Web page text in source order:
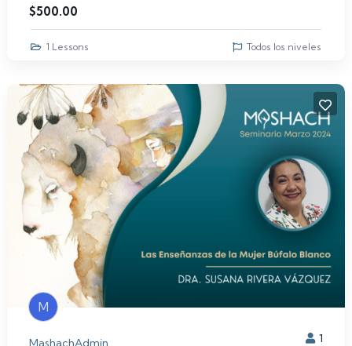
$500.00
1 Lessons Todos los niveles
M
MashachAdmin 1